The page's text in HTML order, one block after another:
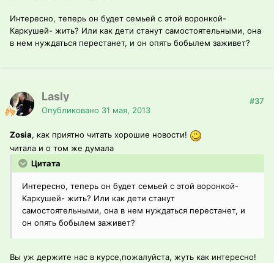
Интересно, теперь он будет семьей с этой воронкой-
Каркушей- жить? Или как дети станут самостоятельными, она
в нем нуждаться перестанет, и он опять бобылем заживет?
Lasly
Опубликовано 31 мая, 2013
#37
Zosia, как приятно читать хорошие новости!
читала и о том же думала
Цитата
Интересно, теперь он будет семьей с этой воронкой-
Каркушей- жить? Или как дети станут
самостоятельными, она в нем нуждаться перестанет, и
он опять бобылем заживет?
Вы уж держите нас в курсе,пожалуйста, жуть как интересно!